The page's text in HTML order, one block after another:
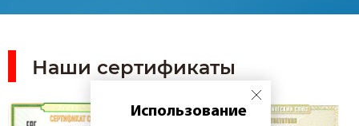
Наши сертификаты
Использование